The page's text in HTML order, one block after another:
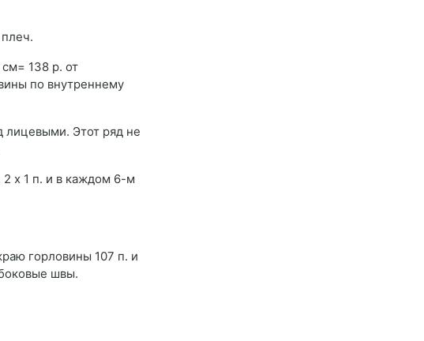
138 р. от
по внутреннему
лицевыми. Этот ряд не
2 х 1 п. и в каждом 6-м
горловины 107 п. и
швы.